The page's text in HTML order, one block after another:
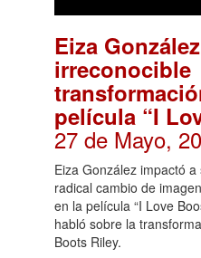
Eiza
irreconocible
película “I
27 de Mayo,
Eiza González impactó
radical cambio de
en la película “I Love
habló sobre la
Boots Riley.